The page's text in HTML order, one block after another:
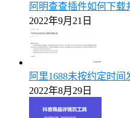
阿明查查插件如何下载
2022年9月21日
阿里1688未按约定时间
2022年8月29日